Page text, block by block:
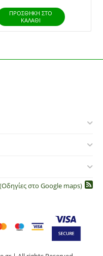
ΠΡΟΣΘΉΚΗ ΣΤΟ
ΚΑΛΆΘΙ
στο Google maps)